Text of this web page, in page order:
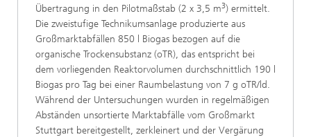
Übertragung in den Pilotmaßstab (2 x 3,5 m3) ermittelt.
Die zweistufige Technikumsanlage produzierte aus
Großmarktabfällen 850 l Biogas bezogen auf die
organische Trockensubstanz (oTR), das entspricht bei
dem vorliegenden Reaktorvolumen durchschnittlich 190 l
Biogas pro Tag bei einer Raumbelastung von 7 g oTR/ld.
Während der Untersuchungen wurden in regelmäßigen
Abständen unsortierte Marktabfälle vom Großmarkt
Stuttgart bereitgestellt, zerkleinert und der Vergärung